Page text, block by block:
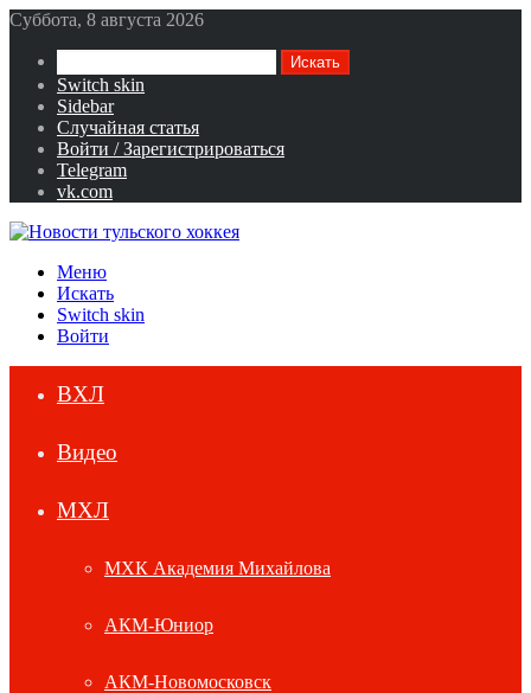
Суббота, 8 августа 2026
Искать
Switch skin
Sidebar
Случайная статья
Войти / Зарегистрироваться
Telegram
vk.com
Меню
Искать
Switch skin
Войти
ВХЛ
Видео
МХЛ
МХК Академия Михайлова
АКМ-Юниор
АКМ-Новомосковск